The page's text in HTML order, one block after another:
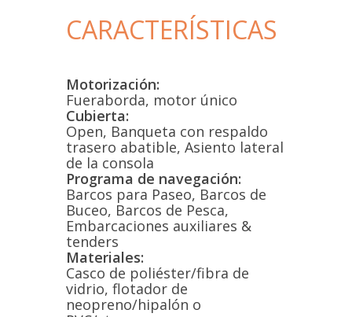
CARACTERÍSTICAS
Motorización:
Fueraborda, motor único
Cubierta:
Open, Banqueta con respaldo
trasero abatible, Asiento lateral
de la consola
Programa de navegación:
Barcos para Paseo, Barcos de
Buceo, Barcos de Pesca,
Embarcaciones auxiliares &
tenders
Materiales:
Casco de poliéster/fibra de
vidrio, flotador de
neopreno/hipalón o